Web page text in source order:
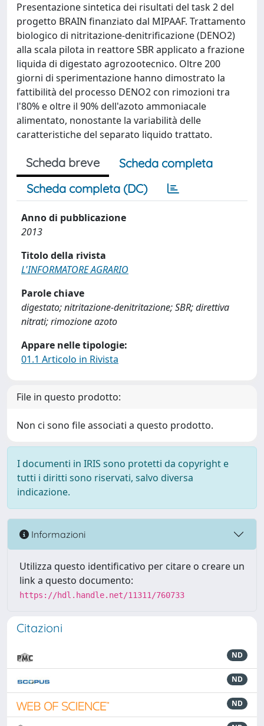
Presentazione sintetica dei risultati del task 2 del
progetto BRAIN finanziato dal MIPAAF. Trattamento
biologico di nitritazione-denitrificazione (DENO2)
alla scala pilota in reattore SBR applicato a frazione
liquida di digestato agrozootecnico. Oltre 200
giorni di sperimentazione hanno dimostrato la
fattibilità del processo DENO2 con rimozioni tra
l'80% e oltre il 90% dell'azoto ammoniacale
alimentato, nonostante la variabilità delle
caratteristiche del separato liquido trattato.
Scheda breve
Scheda completa
Scheda completa (DC)
Anno di pubblicazione
2013
Titolo della rivista
L'INFORMATORE AGRARIO
Parole chiave
digestato; nitritazione-denitritazione; SBR; direttiva
nitrati; rimozione azoto
Appare nelle tipologie:
01.1 Articolo in Rivista
File in questo prodotto:
Non ci sono file associati a questo prodotto.
I documenti in IRIS sono protetti da copyright e
tutti i diritti sono riservati, salvo diversa
indicazione.
Informazioni
Utilizza questo identificativo per citare o creare un
link a questo documento:
https://hdl.handle.net/11311/760733
Citazioni
ND
ND
ND